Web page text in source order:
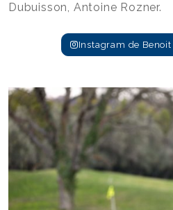
Dubuisson, Antoine Rozner.
Instagram de